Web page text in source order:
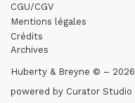
CGU/CGV
Mentions légales
Crédits
Archives
Huberty & Breyne © – 2026
powered by Curator Studio